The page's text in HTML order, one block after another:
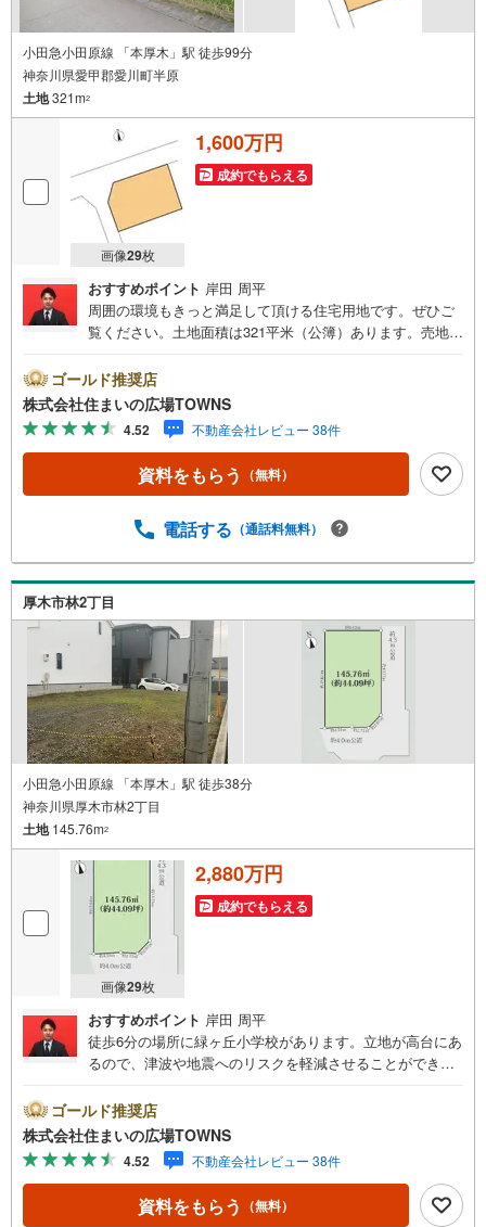
◎相談時から成約まで 無料
何度相談しても、お客様のご負担はありません
◎中立的な立場からのご紹介
本当にお客様に最適だと思われるハウスメーカーをご紹介します
◎「会社」だけでなく、ハウスメーカー選りすぐりの「担当者」をご紹介
住宅展示場だと、担当者との出会いは巡り合わせ次第。ミラクラスマッチ
ングなら、お客様にぴったりのハウ
小田急小田原線 「本厚木」駅 徒歩99分
神奈川県愛甲郡愛川町半原
土地321m2
画像29枚
1,600万円
成約でもらえる
おすすめポイント 岸田 周平
周囲の環境もきっと満足して頂ける住宅用地です。ぜひご
覧ください。土地面積は321平米（公簿）あります。売地を
度が高い角地で、理想の住まいを築きましょう。建築プラ
ンの自由度が高い、平坦な地勢です。第一種低層住居専用
地域は、開放的で明るい街並みが生まれ、良好な住環境か
らニーズの高い場所です。【年中無休/9:00～21:00】人気
物件は特にお問い合わせが集中するため、お早めにお電話
下さい。「室内・現地を見学する」ボタンよりご予約頂く
ります。○住宅ローンのご相談○ライフプランのシミュレー
ッフが親身になってお客様に合った物件をご紹介させて頂
きます！ /他社様掲載物件も併せてご紹介可能ですのでお気
軽にお問い合わせ下さい♪駐車場もございますので、お車
でのお越しも大歓迎です！
ゴールド推奨店
株式会社住まいの広場TOWNS
4.52 不動産会社レビュー 38件
資料をもらう （無料）
電話する （通話料無料）
厚木市林2丁目
小田急小田原線 「本厚木」駅 徒歩38分
神奈川県厚木市林2丁目
土地145.76m2
画像29枚
2,880万円
成約でもらえる
おすすめポイント 岸田 周平
徒歩6分の場所に緑ヶ丘小学校があります。立地が高台にあ
るので、津波や地震へのリスクを軽減させることができま
5.76平米（公簿）となっております。仮に将来その土地を
売ることになった時に、大きな価格の変動が起こりにくい
のも第一種低層住居専用地域のメリットです。こちらの角
地は空き巣が心配だという方も安心です。土地購入の際、
売地のことなら当社にご相談ください。【年中無休/9:00～
21:00】人気物件は特にお問い合わせが集中するため、お早
ゴールド推奨店
株式会社住まいの広場TOWNS
4.52 不動産会社レビュー 38件
資料をもらう （無料）